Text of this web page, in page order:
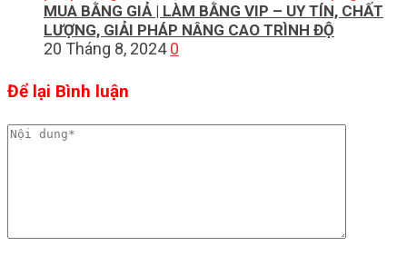
MUA BẰNG GIẢ | LÀM BẰNG VIP – UY TÍN, CHẤT
LƯỢNG, GIẢI PHÁP NÂNG CAO TRÌNH ĐỘ
20 Tháng 8, 2024 0
Để lại Bình luận